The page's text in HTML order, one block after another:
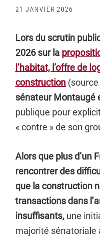
21 JANVIER 2026
Lors du scrutin
2026 sur la
l’habitat, l’offre de
construction
sénateur Montaugé
publique pour
« contre » de son
Alors que plus d’un
rencontrer des
que la construction
transactions dans
insuffisants, une
majorité sénatoriale